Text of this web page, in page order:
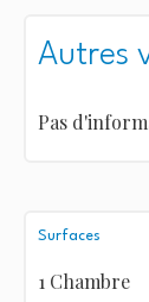
Autres
Pas
Surfaces
1 Chambre